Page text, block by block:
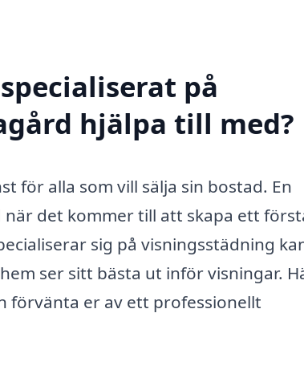
på
hjälpa till med?
för alla som vill sälja sin bostad. En
det kommer till att skapa ett
sig på visningsstädning
ser sitt bästa ut inför visningar.
förvänta er av ett professionellt